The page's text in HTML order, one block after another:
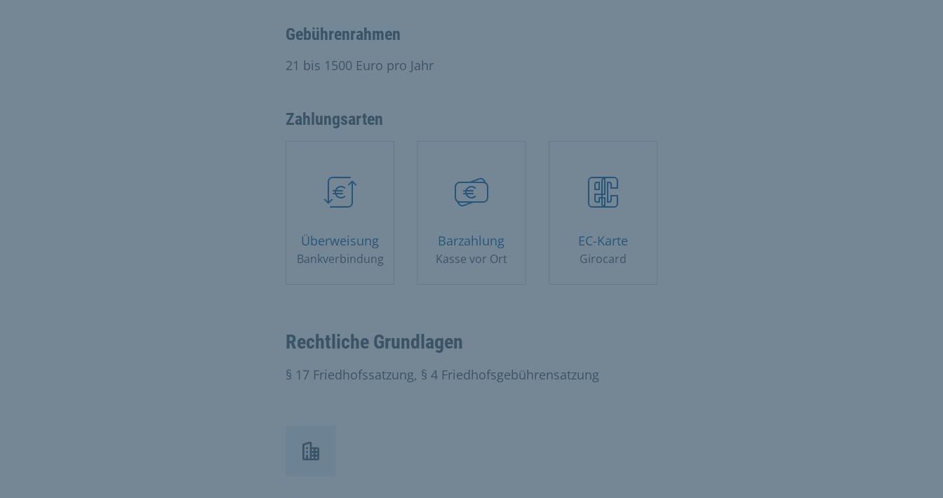
Gebührenrahmen
21 bis 1500 Euro pro Jahr
Zahlungsarten
Überweisung
Bankverbindung
Barzahlung
Kasse vor Ort
EC-Karte
Girocard
Rechtliche Grundlagen
§ 17 Friedhofssatzung, § 4 Friedhofsgebührensatzung